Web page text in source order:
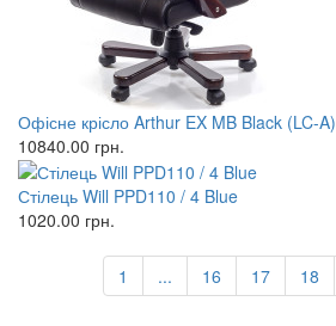
Офісне крісло Arthur EX MB Black (LC-A)
10840.00 грн.
Стілець Will PPD110 / 4 Blue
1020.00 грн.
1 ... 16 17 18